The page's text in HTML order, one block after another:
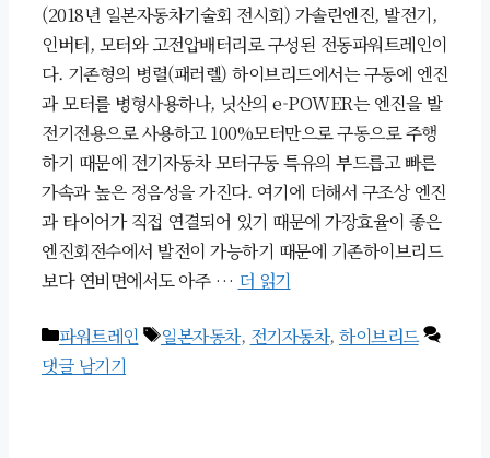
(2018년 일본자동차기술회 전시회) 가솔린엔진, 발전기,
인버터, 모터와 고전압배터리로 구성된 전동파워트레인이
다. 기존형의 병렬(패러렐) 하이브리드에서는 구동에 엔진
과 모터를 병형사용하나, 닛산의 e-POWER는 엔진을 발
전기전용으로 사용하고 100%모터만으로 구동으로 주행
하기 때문에 전기자동차 모터구동 특유의 부드릅고 빠른
가속과 높은 정음성을 가진다. 여기에 더해서 구조상 엔진
과 타이어가 직접 연결되어 있기 때문에 가장효율이 좋은
엔진회전수에서 발전이 가능하기 때문에 기존하이브리드
보다 연비면에서도 아주 … 더 읽기
카
테
파워트레인
태
일본자동차, 전기자동차, 하이브리드
댓글 남기기